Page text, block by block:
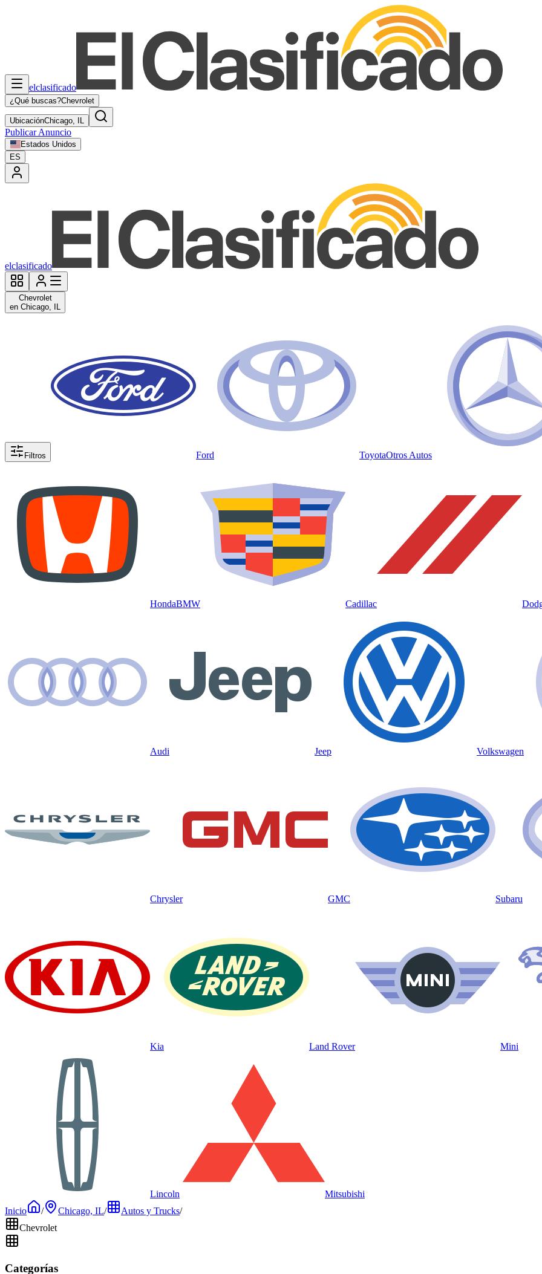
elclasificado
¿Qué buscas?Chevrolet
UbicaciónChicago, IL
Publicar Anuncio
Estados Unidos
ES
elclasificado
Chevrolet
en Chicago, IL
Filtros Ford ToyotaOtros Autos
HondaBMW Cadillac
Audi Jeep Volkswagen
Chrysler GMC Subaru
Kia Land Rover Mini
Lincoln
Mitsubishi
Inicio
/ Chicago, IL/ Autos y Trucks/
Chevrolet
Categorías